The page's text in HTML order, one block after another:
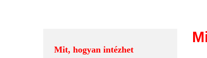
Mit, hogyan intézhet